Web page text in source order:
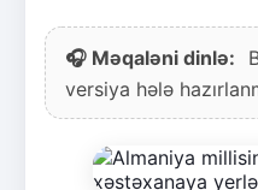
🎧 Məqaləni dinlə:
versiya hələ